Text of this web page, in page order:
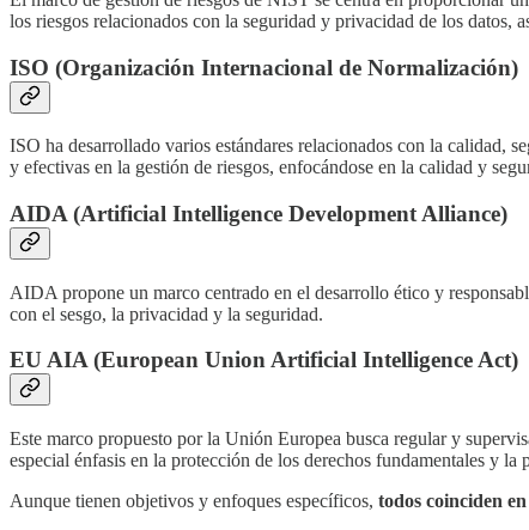
los riesgos relacionados con la seguridad y privacidad de los
ISO (Organización Internacional de Normalización)
ISO ha desarrollado varios estándares relacionados con la calidad,
y efectivas en la gestión de riesgos, enfocándose en la calidad y
AIDA (Artificial Intelligence Development Alliance)
AIDA propone un marco centrado en el desarrollo ético y
con el sesgo, la privacidad y la seguridad.
EU AIA (European Union Artificial Intelligence Act)
Este marco propuesto por la Unión Europea busca regular y
especial énfasis en la protección de los derechos fundamentales y la
Aunque tienen objetivos y enfoques específicos, todos coinciden